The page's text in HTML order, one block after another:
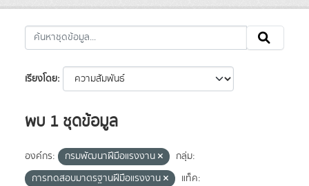
เรียงโดย
พบ 1 ชุดข้อมูล
องค์กร: กรมพัฒนาฝีมือแรงงาน
กลุ่ม:
การทดสอบมาตรฐานฝีมือแรงงาน
แท็ค: